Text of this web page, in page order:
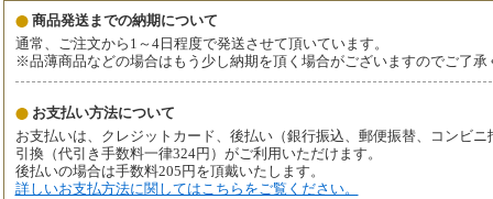
商品発送までの納期について
通常、ご注文から1～4日程度で発送させて頂いています。
※品薄商品などの場合はもう少し納期を頂く場合がございますのでご了承
お支払い方法について
お支払いは、クレジットカード、後払い（銀行振込、郵便振替、コンビニ
引換（代引き手数料一律324円）がご利用いただけます。
後払いの場合は手数料205円を頂戴いたします。
詳しいお支払方法に関してはこちらをご覧ください。